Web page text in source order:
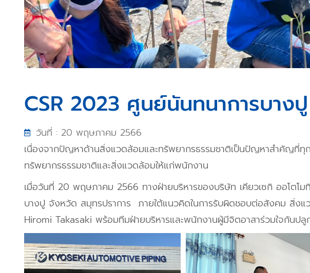
CSR 2023 ศูนย์นันทนาการบางปู
วันที่ : 20 พฤษภาคม 2566
เนื่องจากปัญหาด้านสิ่งแวดล้อมและทรัพยากรธรรมชาติเป็นปัญหาสำคัญที่
ทรัพยากรธรรมชาติและสิ่งแวดล้อมให้แก่พนักงาน
เมื่อวันที่ 20 พฤษภาคม 2566 ทางฝ่ายบริหารของบริษัท เคียวเซกิ ออโต
บางปู จังหวัด สมุทรปราการ ภายใต้แนวคิดในการรับผิดชอบต่อสังคม สิ่ง
Hiromi Takasaki พร้อมทีมฝ่ายบริหารและพนักงานผู้มีจิตอาสาร่วมใจกันปลู